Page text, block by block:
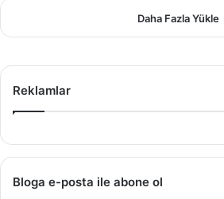
Daha Fazla Yükle
Reklamlar
Bloga e-posta ile abone ol